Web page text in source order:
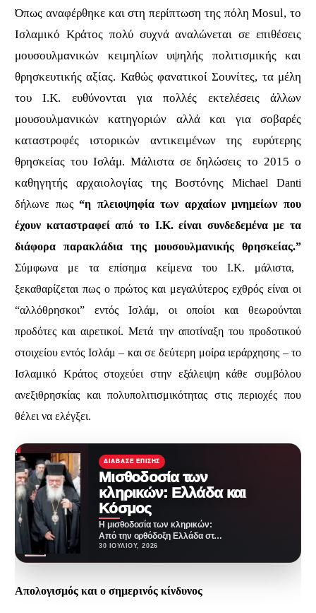
Όπως αναφέρθηκε και στη περίπτωση της πόληMosul, το
Ισλαμικό Κράτος πολύ συχνά αναλώνεται σε επιθέσεις
μουσουλμανικών κειμηλίων υψηλής πολιτισμικής και
θρησκευτικής αξίας. Καθώς φανατικοί Σουνίτες, τα μέλη
του Ι.Κ. ευθύνονται για πολλές εκτελέσεις άλλων
μουσουλμανικών κατηγοριών αλλά και για σοβαρές
καταστροφές ιστορικών αντικειμένων της ευρύτερης
θρησκείας του Ισλάμ. Μάλιστα σε δηλώσεις το 2015 ο
καθηγητής αρχαιολογίας της ΒοστόνηςMichael Danti
δήλωνε πως“η πλειοψηφία των αρχαίων μνημείων που
έχουν καταστραφεί από το Ι.Κ. είναι συνδεδεμένα με τα
διάφορα παρακλάδια της μουσουλμανικής θρησκείας.”
Σύμφωνα με τα επίσημα κείμενα του Ι.Κ. μάλιστα,
ξεκαθαρίζεται πως ο πρώτος και μεγαλύτερος εχθρός είναι οι
“αλλόθρησκοι” εντός Ισλάμ, οι οποίοι και θεωρούνται
προδότες και αιρετικοί. Μετά την αποτίναξη του προδοτικού
στοιχείου εντός Ισλάμ – και σε δεύτερη μοίρα ιεράρχησης – το
Ισλαμικό Κράτος στοχεύει στην εξάλειψη κάθε συμβόλου
ανεξιθρησκίας και πολυπολιτισμικότητας στις περιοχές που
θέλει να ελέγξει.
ΔΙΆΒΑΣΕ ΕΠΊΣΗΣ
Μισθοδοσία των
κληρικών: Ελλάδα και
Κόσμος
Η μισθοδοσία των κληρικών:
Από την ορθόδοξη Ελλάδα στον
υπόλοιπο χριστιανικό κόσμο
30 ΙΟΥΛΊΟΥ, 2026
Απολογισμός και ο σημερινός κίνδυνος